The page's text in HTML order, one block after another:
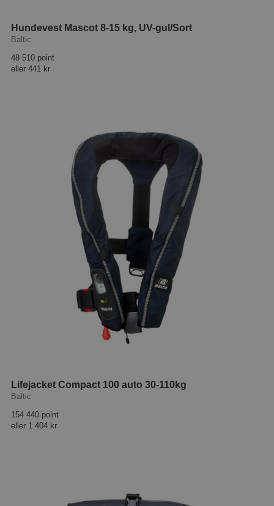
Hundevest Mascot 8-15 kg, UV-gul/Sort
Baltic
48 510 point
eller 441 kr
Lifejacket Compact 100 auto 30-110kg
Baltic
154 440 point
eller 1 404 kr